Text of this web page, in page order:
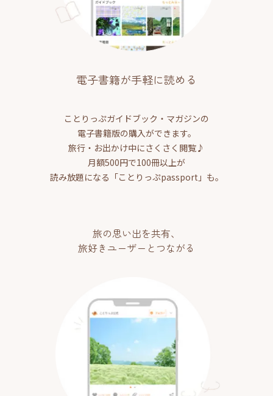
電子書籍が手軽に読める
ことりっぷガイドブック・マガジンの
電子書籍版の購入ができます。
旅行・お出かけ中にさくさく閲覧♪
月額500円で100冊以上が
読み放題になる「ことりっぷpassport」も。
旅の思い出を共有、
旅好きユーザーとつながる